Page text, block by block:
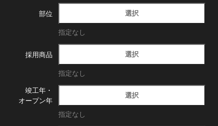
部位 選択
指定なし
採用商品 選択
指定なし
竣工年・
オープン年
選択
指定なし